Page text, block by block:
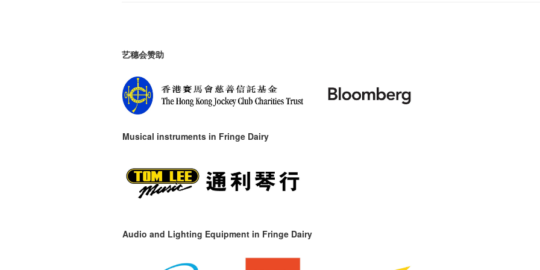
艺穗会赞助
Musical instruments in Fringe Dairy
Audio and Lighting Equipment in Fringe Dairy